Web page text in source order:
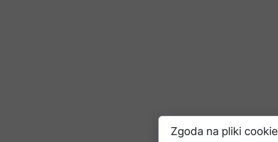
Zgoda na pliki cookie